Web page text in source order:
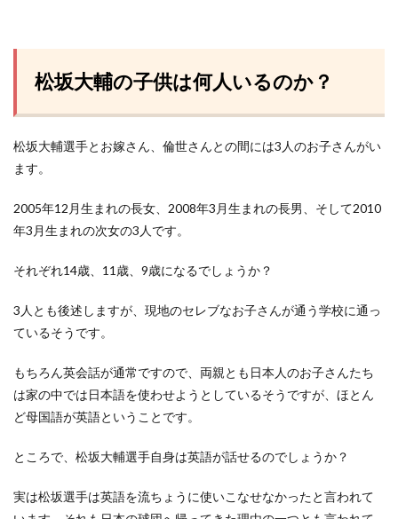
松坂大輔の子供は何人いるのか？
松坂大輔選手とお嫁さん、倫世さんとの間には3人のお子さんがい
ます。
2005年12月生まれの長女、2008年3月生まれの長男、そして2010
年3月生まれの次女の3人です。
それぞれ14歳、11歳、9歳になるでしょうか？
3人とも後述しますが、現地のセレブなお子さんが通う学校に通っ
ているそうです。
もちろん英会話が通常ですので、両親とも日本人のお子さんたち
は家の中では日本語を使わせようとしているそうですが、ほとん
ど母国語が英語ということです。
ところで、松坂大輔選手自身は英語が話せるのでしょうか？
実は松坂選手は英語を流ちょうに使いこなせなかったと言われて